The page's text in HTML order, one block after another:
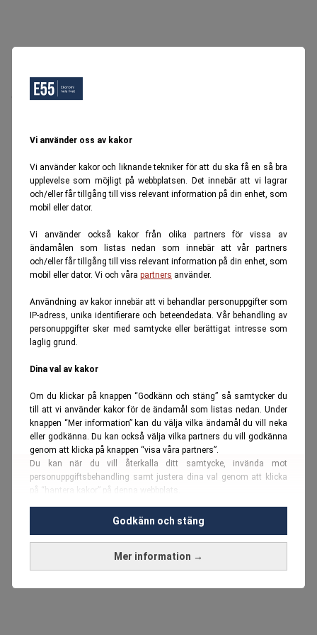
Vi använder oss av kakor
Vi använder kakor och liknande tekniker för att du ska få en så bra
upplevelse som möjligt på webbplatsen. Det innebär att vi lagrar
och/eller får tillgång till viss relevant information på din enhet, som
mobil eller dator.
Vi använder också kakor från olika partners för vissa av
ändamålen som listas nedan som innebär att vår partners
och/eller får tillgång till viss relevant information på din enhet, som
mobil eller dator. Vi och våra partners använder.
Användning av kakor innebär att vi behandlar personuppgifter som
IP-adress, unika identifierare och beteendedata. Vår behandling av
personuppgifter sker med samtycke eller berättigat intresse som
laglig grund.
Dina val av kakor
Om du klickar på knappen “Godkänn och stäng” så samtycker du
till att vi använder kakor för de ändamål som listas nedan. Under
knappen “Mer information” kan du välja vilka ändamål du vill neka
eller godkänna. Du kan också välja vilka partners du vill godkänna
genom att klicka på knappen “visa våra partners”.
Du kan när du vill återkalla ditt samtycke, invända mot
personuppgiftsbehandling samt justera dina val genom att klicka
på “hantera kakor” på denna webbplats.
Du kan fördjupa dig ytterligare i vårcookie-policy
Vi använder kakor och personuppgifter för dessa syften:
Nödvändiga cookies och liknande tekniker, anpassning av
Mer information →
Godkänn och stäng
Oops, Ett fel inträffade.